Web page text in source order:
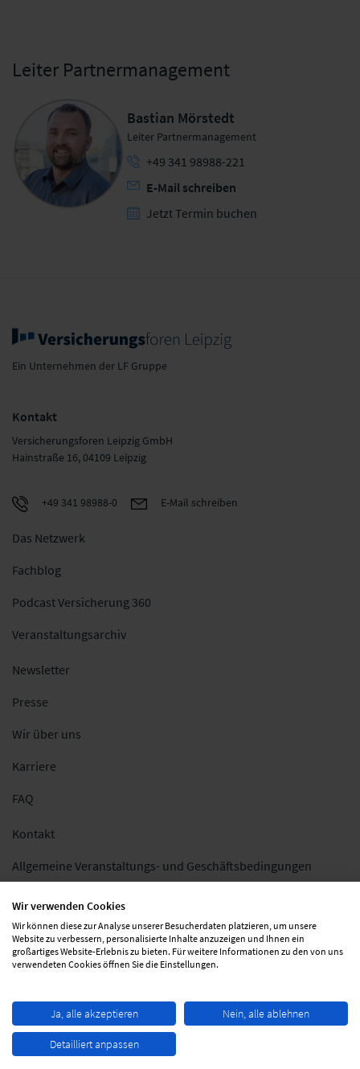
Leiter Partnermanagement
Bastian Mörstedt
Leiter Partnermanagement
+49 341 98988-221
E-Mail schreiben
Jetzt Termin buchen
Ein Unternehmen der LF Gruppe
Kontakt
Versicherungsforen Leipzig GmbH
Hainstraße 16, 04109 Leipzig
+49 341 98988-0 E-Mail schreiben
Das Netzwerk
Fachblog
Podcast Versicherung 360
Veranstaltungsarchiv
Newsletter
Presse
Wir über uns
Karriere
FAQ
Kontakt
Allgemeine Veranstaltungs- und Geschäftsbedingungen
Datenschutz
Folgen Sie uns
Wir verwenden Cookies
Wir können diese zur Analyse unserer Besucherdaten platzieren, um unsere
Website zu verbessern, personalisierte Inhalte anzuzeigen und Ihnen ein
großartiges Website-Erlebnis zu bieten. Für weitere Informationen zu den von uns
verwendeten Cookies öffnen Sie die Einstellungen.
Ja, alle akzeptieren Nein, alle ablehnen
Detailliert anpassen